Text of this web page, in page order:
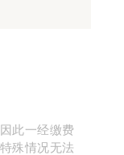
此一经缴费
殊情况无法